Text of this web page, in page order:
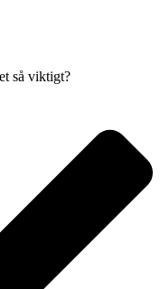
så viktigt?